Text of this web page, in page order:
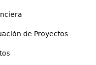
de Proyectos